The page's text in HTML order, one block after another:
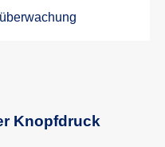
Knopfdruck